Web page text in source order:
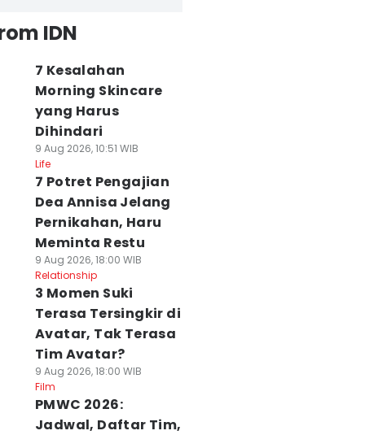
IDN
7 Kesalahan
Morning Skincare
yang Harus
Dihindari
9 Aug 2026, 10:51 WIB
Life
7 Potret Pengajian
Dea Annisa Jelang
Pernikahan, Haru
Meminta Restu
9 Aug 2026, 18:00 WIB
Relationship
3 Momen Suki
Terasa Tersingkir di
Avatar, Tak Terasa
Tim Avatar?
9 Aug 2026, 18:00 WIB
Film
PMWC 2026:
Jadwal, Daftar Tim,